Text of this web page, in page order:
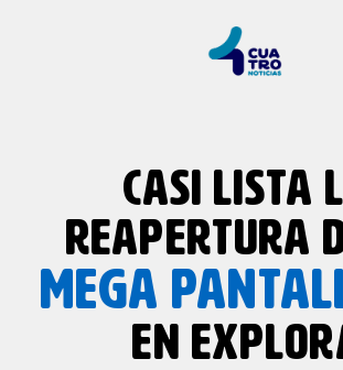
CASI LISTA
REAPERTURA
MEGA
EN